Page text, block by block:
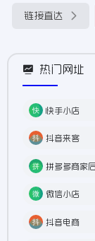
链接直达
热门网址
快手小店
抖音来客
拼多多商家
微信小店
抖音电商